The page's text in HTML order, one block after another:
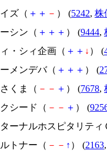
ズ（ ＋ ＋ － ） (5242, 株
シン（ ＋ ＋ ＋ ） (9444,
・シィ企画（ ＋ ＋ ↓ ） (
メンデバ（ ＋ ＋ ＋ ） (
くま（ － － ＋ ） (7678,
シード（ － － ＋ ） (
ーナルホスピタリティ
トナー（ － － ↑ ） (2163,